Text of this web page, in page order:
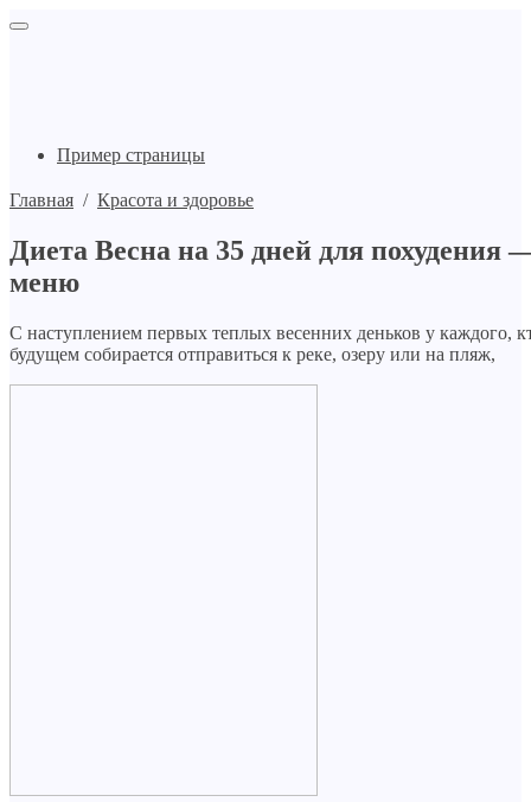
Пример страницы
Главная / Красота и здоровье
Диета Весна на 35 дней для похудения
меню
С наступлением первых теплых весенних деньков у каждого,
будущем собирается отправиться к реке, озеру или на пляж,